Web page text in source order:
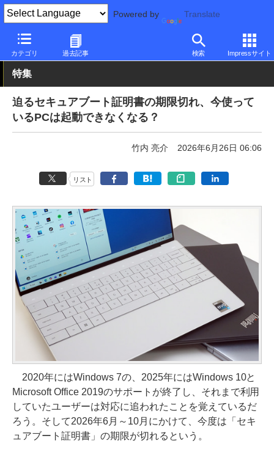
Powered by Translate
カテゴリ 過去記事 検索 Impressサイト
PC Watch 市場 セキュリティ
特集
迫るセキュアブート証明書の期限切れ、今使って
いるPCは起動できなくなる？
竹内 亮介 2026年6月26日 06:06
リスト
2020年にはWindows 7の、2025年にはWindows 10と
Microsoft Office 2019のサポートが終了し、それまで利用
していたユーザーは対応に追われたことを覚えているだ
ろう。そして2026年6月～10月にかけて、今度は「セキ
ュアブート証明書」の期限が切れるという。